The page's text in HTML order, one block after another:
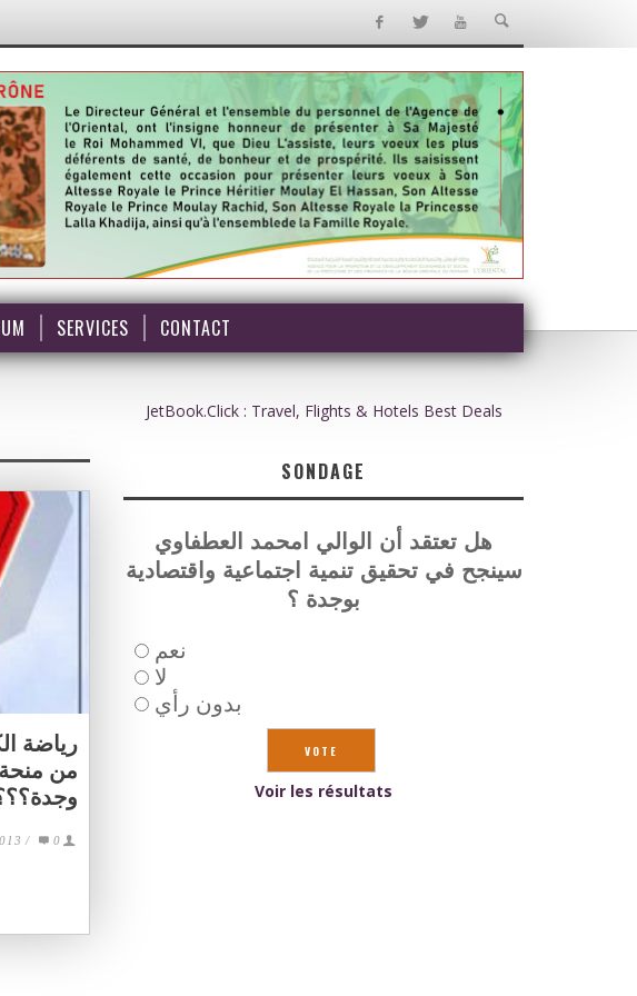
SERVICES CONTACT
رياضة
من منحة
/ 0
JetBook.Click : Travel, Flights & Hotels Best Deals
SONDAGE
هل تعتقد أن الوالي امحمد العطفاوي
سينجح في تحقيق تنمية اجتماعية واقتصادية
بوجدة ؟
نعم
لا
بدون رأي
Voir les résultats